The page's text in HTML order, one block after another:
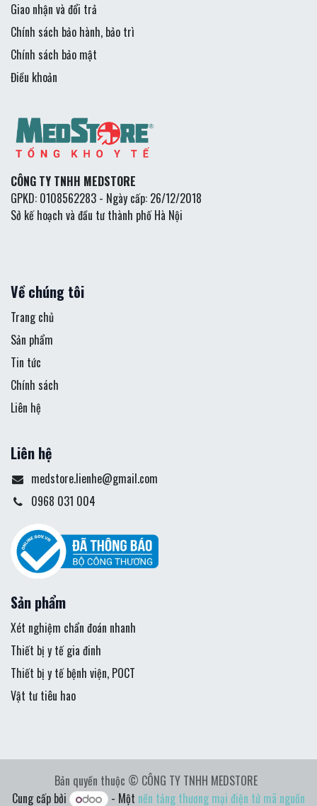
Giao nhận và đổi trả
Chính sách bảo hành, bảo trì
Chính sách bảo mật
Điều khoản
CÔNG TY TNHH MEDSTORE
GPKD: 0108562283 - Ngày cấp: 26/12/2018
Sở kế hoạch và đầu tư thành phố Hà Nội
Về chúng tôi
Trang chủ
Sản phẩm
Tin tức
Chính sách
Liên hệ
Liên hệ
medstore.lienhe@gmail.com
0968 031 004
Sản phẩm
Xét nghiệm chẩn đoán nhanh
Thiết bị y tế gia đinh
Thiết bị y tế bệnh viện, POCT
Vật tư tiêu hao
Bản quyền thuộc © CÔNG TY TNHH MEDSTORE
Cung cấp bởi
- Một nền tảng thương mại điện tử mã nguồn